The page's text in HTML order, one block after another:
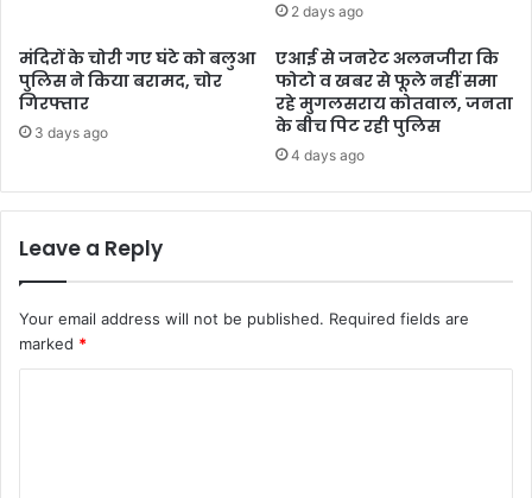
2 days ago
मंदिरों के चोरी गए घंटे को बलुआ
पुलिस ने किया बरामद, चोर
गिरफ्तार
3 days ago
एआई से जनरेट अलनजीरा कि
फोटो व खबर से फूले नहीं समा
रहे मुगलसराय कोतवाल, जनता
के बीच पिट रही पुलिस
4 days ago
Leave a Reply
Your email address will not be published. Required fields are
marked *